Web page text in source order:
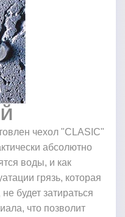
чехол "CLASIC"
абсолютно
воды, и как
грязь, которая
будет затираться
что позволит